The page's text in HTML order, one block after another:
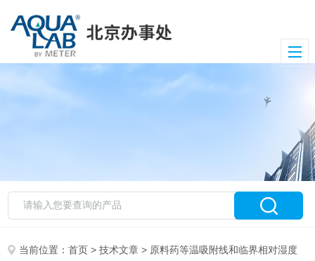
当前位置：首页 >技术文章 > 原料药等温吸附线和临界相对湿度